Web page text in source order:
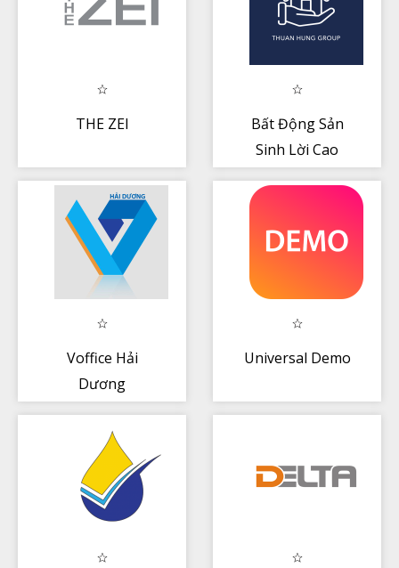
THE ZEI
Bất Động Sản
Sinh Lời Cao
Voffice Hải
Dương
Universal Demo